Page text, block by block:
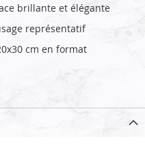
brillante et élégante
représentatif
cm en format